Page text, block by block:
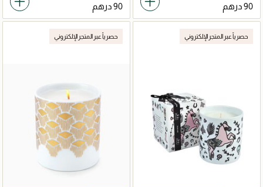
حصرياً عبر المتجر الإلكتروني حصرياً عبر المتجر الإلكتروني